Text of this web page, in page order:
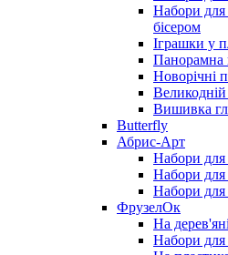
Набори
бісером
Іграшки у
Панорамна
Новорічні
Вишивка
Butterfly
Абрис-Арт
Набори для
Набори
Набори
ФрузелОк
На
Набори